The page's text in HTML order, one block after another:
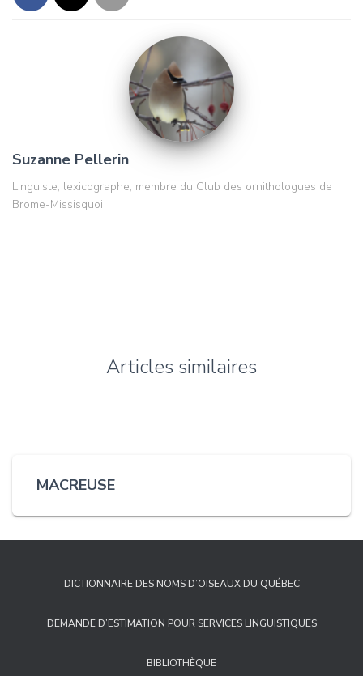
Suzanne Pellerin
Linguiste, lexicographe, membre du Club des ornithologues de
Brome-Missisquoi
Articles similaires
MACREUSE
DICTIONNAIRE DES NOMS D’OISEAUX DU QUÉBEC
DEMANDE D’ESTIMATION POUR SERVICES LINGUISTIQUES
BIBLIOTHÈQUE